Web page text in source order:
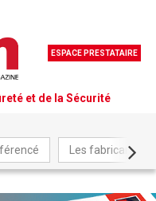
ESPACE PRESTATAIRE
et de la Sécurité
Les fabricants